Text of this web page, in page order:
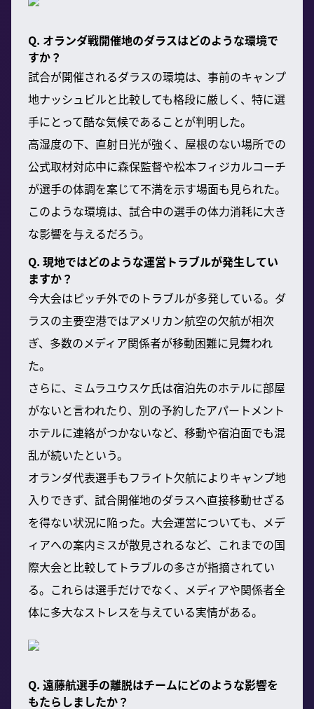
Q. オランダ戦開催地のダラスはどのような環境で
すか？
試合が開催されるダラスの環境は、事前のキャンプ
地ナッシュビルと比較しても格段に厳しく、特に選
手にとって酷な気候であることが判明した。
高湿度の下、直射日光が強く、屋根のない場所での
公式取材対応中に森保監督や松本フィジカルコーチ
が選手の体調を案じて不満を示す場面も見られた。
このような環境は、試合中の選手の体力消耗に大き
な影響を与えるだろう。
Q. 現地ではどのような運営トラブルが発生してい
ますか？
今大会はピッチ外でのトラブルが多発している。ダ
ラスの主要空港ではアメリカン航空の欠航が相次
ぎ、多数のメディア関係者が移動困難に見舞われ
た。
さらに、ミムラユウスケ氏は宿泊先のホテルに部屋
がないと言われたり、別の予約したアパートメント
ホテルに連絡がつかないなど、移動や宿泊面でも混
乱が続いたという。
オランダ代表選手もフライト欠航によりキャンプ地
入りできず、試合開催地のダラスへ直接移動せざる
を得ない状況に陥った。大会運営についても、メデ
ィアへの案内ミスが散見されるなど、これまでの国
際大会と比較してトラブルの多さが指摘されてい
る。これらは選手だけでなく、メディアや関係者全
体に多大なストレスを与えている実情がある。
Q. 遠藤航選手の離脱はチームにどのような影響を
もたらしましたか？